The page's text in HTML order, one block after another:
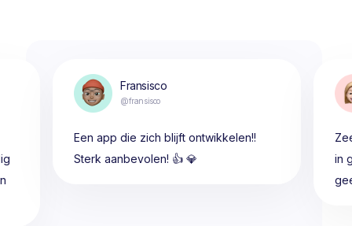
Fransisco
@fransisco
Een app die zich blijft ontwikkelen!!
Sterk aanbevolen! 👍 💎
in